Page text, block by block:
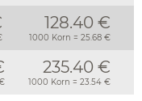
128.40 €
1000 Korn = 25.68 €
235.40 €
1000 Korn = 23.54 €